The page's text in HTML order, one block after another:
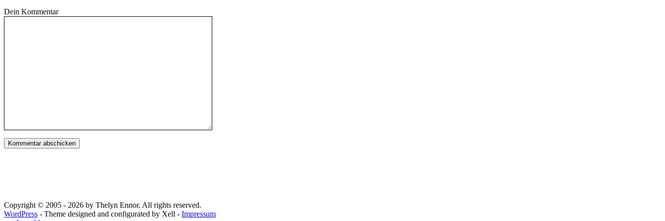
Dein Kommentar
Copyright © 2005 - 2026 by Thelyn Ennor. All rights reserved.
WordPress - Theme designed and configurated by Xell - Impressum